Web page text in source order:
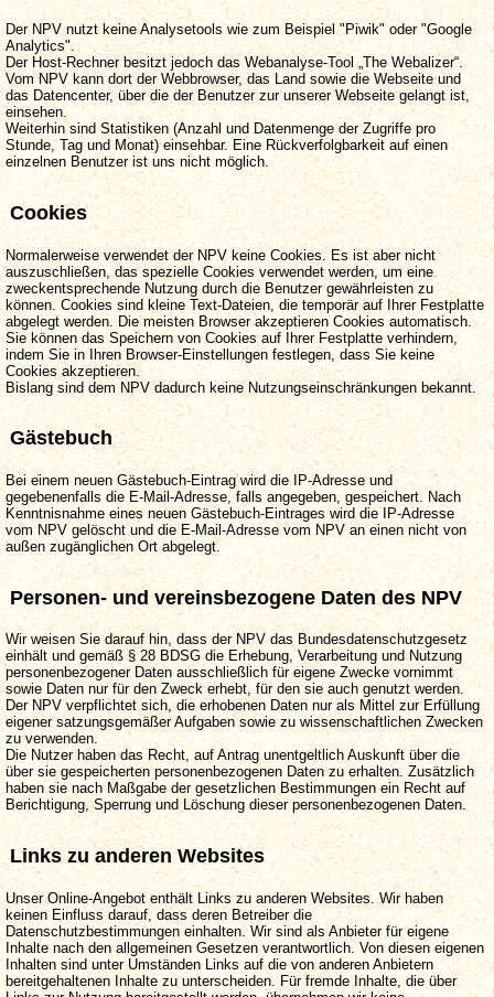
Der NPV nutzt keine Analysetools wie zum Beispiel "Piwik" oder "Google
Analytics".
Der Host-Rechner besitzt jedoch das Webanalyse-Tool „The Webalizer“.
Vom NPV kann dort der Webbrowser, das Land sowie die Webseite und
das Datencenter, über die der Benutzer zur unserer Webseite gelangt ist,
einsehen.
Weiterhin sind Statistiken (Anzahl und Datenmenge der Zugriffe pro
Stunde, Tag und Monat) einsehbar. Eine Rückverfolgbarkeit auf einen
einzelnen Benutzer ist uns nicht möglich.
Cookies
Normalerweise verwendet der NPV keine Cookies. Es ist aber nicht
auszuschließen, das spezielle Cookies verwendet werden, um eine
zweckentsprechende Nutzung durch die Benutzer gewährleisten zu
können. Cookies sind kleine Text-Dateien, die temporär auf Ihrer Festplatte
abgelegt werden. Die meisten Browser akzeptieren Cookies automatisch.
Sie können das Speichern von Cookies auf Ihrer Festplatte verhindern,
indem Sie in Ihren Browser-Einstellungen festlegen, dass Sie keine
Cookies akzeptieren.
Bislang sind dem NPV dadurch keine Nutzungseinschränkungen bekannt.
Gästebuch
Bei einem neuen Gästebuch-Eintrag wird die IP-Adresse und
gegebenenfalls die E-Mail-Adresse, falls angegeben, gespeichert. Nach
Kenntnisnahme eines neuen Gästebuch-Eintrages wird die IP-Adresse
vom NPV gelöscht und die E-Mail-Adresse vom NPV an einen nicht von
außen zugänglichen Ort abgelegt.
Personen- und vereinsbezogene Daten des NPV
Wir weisen Sie darauf hin, dass der NPV das Bundesdatenschutzgesetz
einhält und gemäß § 28 BDSG die Erhebung, Verarbeitung und Nutzung
personenbezogener Daten ausschließlich für eigene Zwecke vornimmt
sowie Daten nur für den Zweck erhebt, für den sie auch genutzt werden.
Der NPV verpflichtet sich, die erhobenen Daten nur als Mittel zur Erfüllung
eigener satzungsgemäßer Aufgaben sowie zu wissenschaftlichen Zwecken
zu verwenden.
Die Nutzer haben das Recht, auf Antrag unentgeltlich Auskunft über die
über sie gespeicherten personenbezogenen Daten zu erhalten. Zusätzlich
haben sie nach Maßgabe der gesetzlichen Bestimmungen ein Recht auf
Berichtigung, Sperrung und Löschung dieser personenbezogenen Daten.
Links zu anderen Websites
Unser Online-Angebot enthält Links zu anderen Websites. Wir haben
keinen Einfluss darauf, dass deren Betreiber die
Datenschutzbestimmungen einhalten. Wir sind als Anbieter für eigene
Inhalte nach den allgemeinen Gesetzen verantwortlich. Von diesen eigenen
Inhalten sind unter Umständen Links auf die von anderen Anbietern
bereitgehaltenen Inhalte zu unterscheiden. Für fremde Inhalte, die über